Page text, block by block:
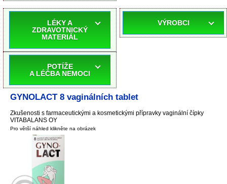
LÉKY A
ZDRAVOTNICKÝ
MATERIÁL
POTÍŽE
A LÉČBA NEMOCI
VÝROBCI
GYNOLACT 8 vaginálních tablet
Zkušenosti s farmaceutickými a kosmetickými přípravky vaginální čípky
VITABALANS OY
Pro větší náhled klikněte na obrázek